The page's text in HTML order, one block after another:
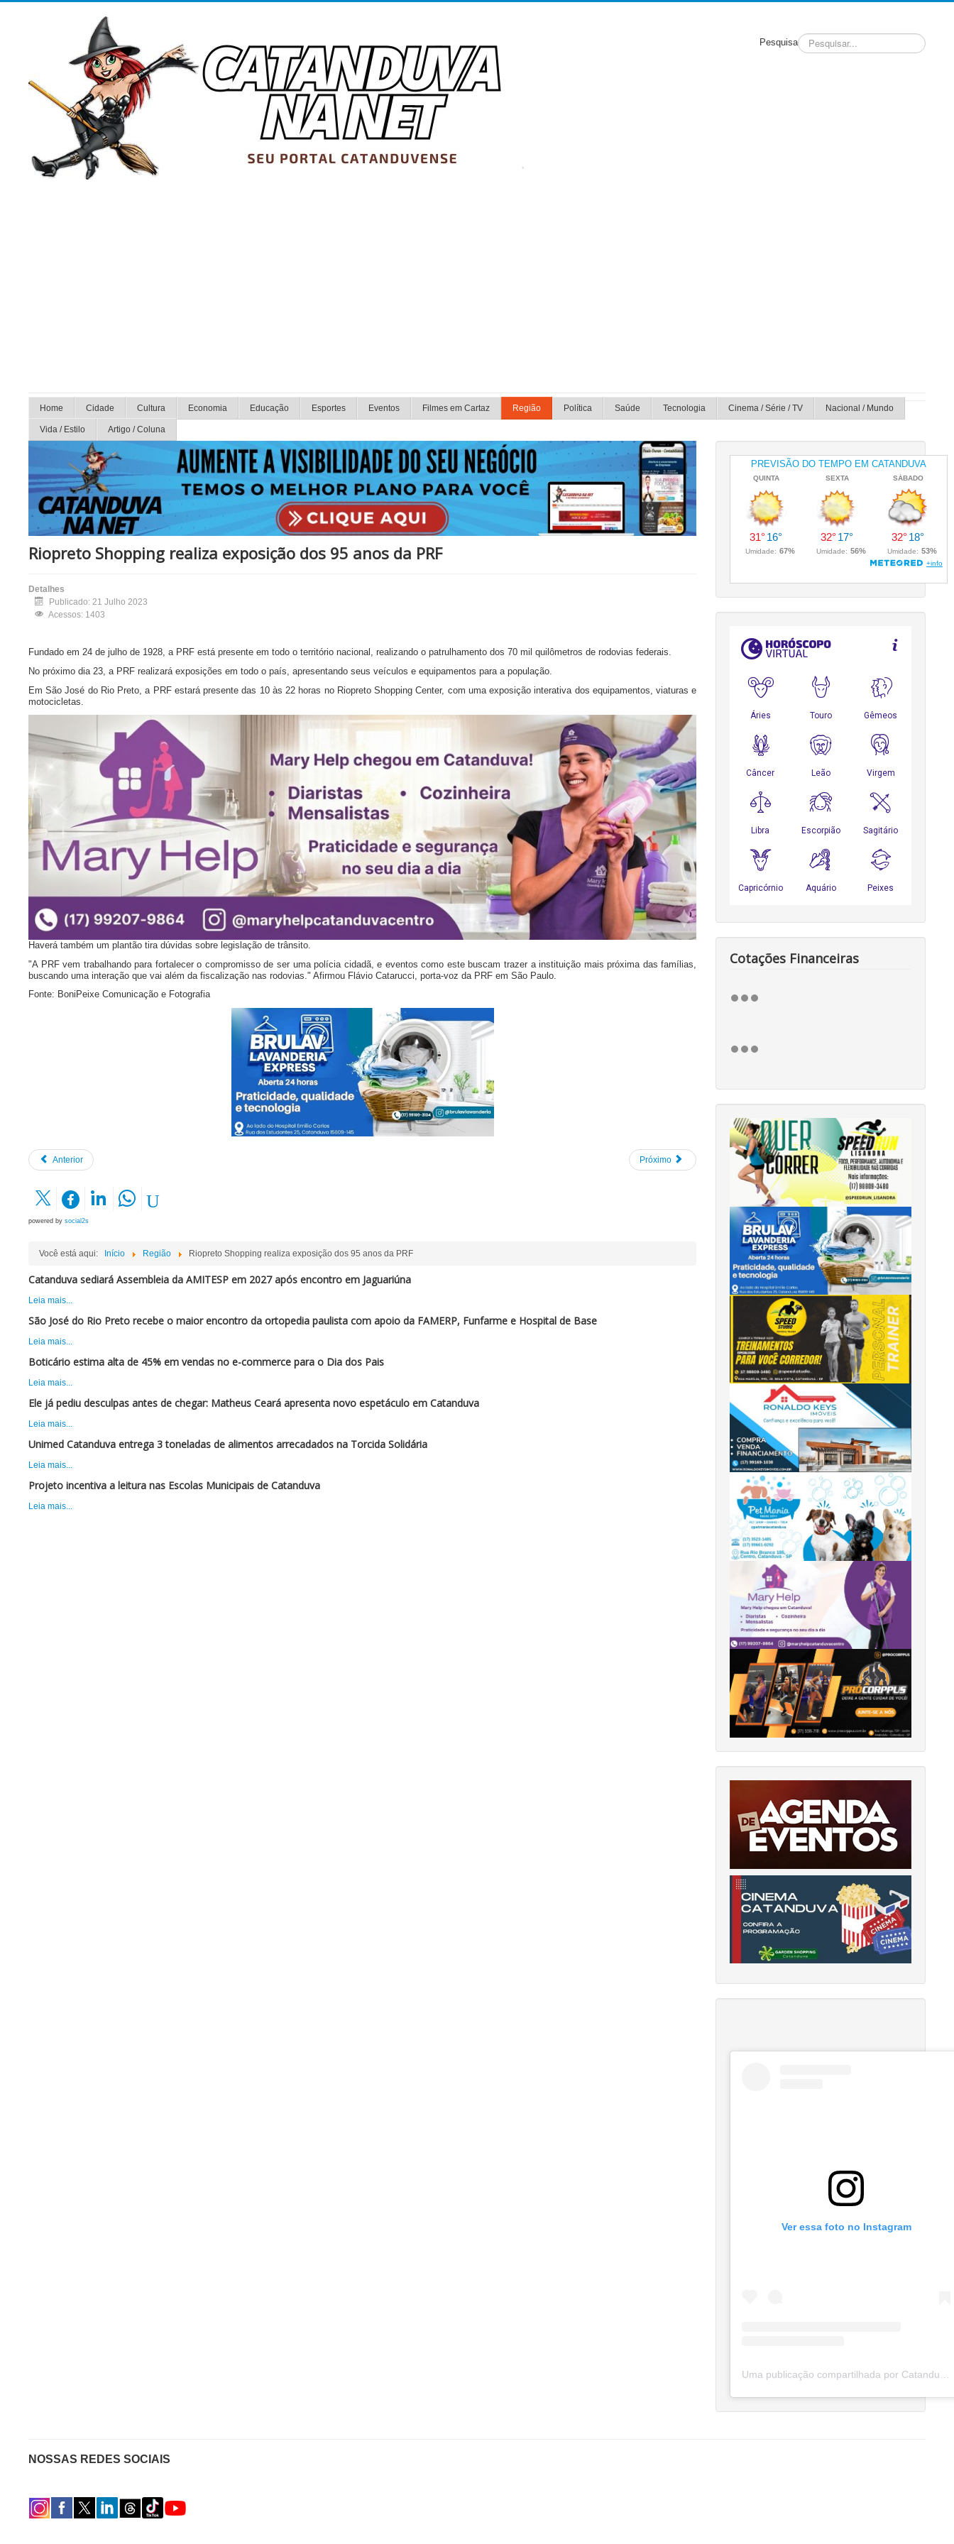
Pesquisa
Home Cidade Cultura Economia Educação Esportes Eventos Filmes em Cartaz Região Política Saúde Tecnologia Cinema / Série / TV Nacional / Mundo
Vida / Estilo Artigo / Coluna
Riopreto Shopping realiza exposição dos 95 anos da PRF
Detalhes
Publicado: 21 Julho 2023
Acessos: 1403
Fundado em 24 de julho de 1928, a PRF está presente em todo o território nacional, realizando o patrulhamento dos 70 mil quilômetros de rodovias federais.
No próximo dia 23, a PRF realizará exposições em todo o país, apresentando seus veículos e equipamentos para a população.
Em São José do Rio Preto, a PRF estará presente das 10 às 22 horas no Riopreto Shopping Center, com uma exposição interativa dos equipamentos, viaturas e
motocicletas.
Haverá também um plantão tira dúvidas sobre legislação de trânsito.
"A PRF vem trabalhando para fortalecer o compromisso de ser uma polícia cidadã, e eventos como este buscam trazer a instituição mais próxima das famílias,
buscando uma interação que vai além da fiscalização nas rodovias." Afirmou Flávio Catarucci, porta-voz da PRF em São Paulo.
Fonte: BoniPeixe Comunicação e Fotografia
Anterior Próximo
powered by social2s
Você está aqui: Início Região Riopreto Shopping realiza exposição dos 95 anos da PRF
Catanduva sediará Assembleia da AMITESP em 2027 após encontro em Jaguariúna
Leia mais...
São José do Rio Preto recebe o maior encontro da ortopedia paulista com apoio da FAMERP, Funfarme e Hospital de Base
Leia mais...
Boticário estima alta de 45% em vendas no e-commerce para o Dia dos Pais
Leia mais...
Ele já pediu desculpas antes de chegar: Matheus Ceará apresenta novo espetáculo em Catanduva
Leia mais...
Unimed Catanduva entrega 3 toneladas de alimentos arrecadados na Torcida Solidária
Leia mais...
Projeto incentiva a leitura nas Escolas Municipais de Catanduva
Leia mais...
Cotações Financeiras
Ver essa foto no Instagram
NOSSAS REDES SOCIAIS